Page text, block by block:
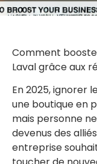
Comment
Laval grâce aux
En 2025, ignorer
une boutique en
mais personne
devenus des
entreprise